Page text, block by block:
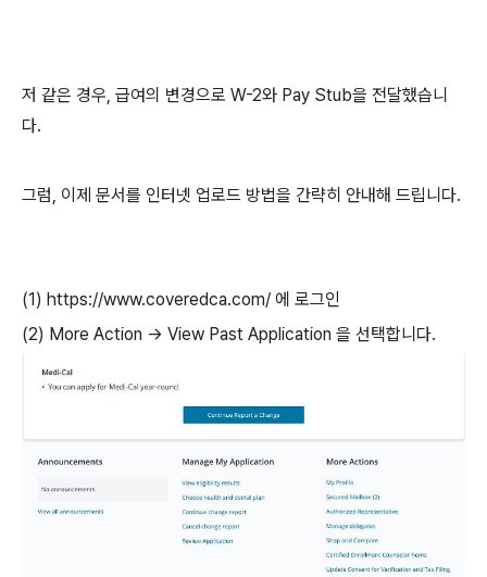
저 같은 경우, 급여의 변경으로 W-2와 Pay Stub을 전달했습니
다.
그럼, 이제 문서를 인터넷 업로드 방법을 간략히 안내해 드립니다.
(1) https://www.coveredca.com/ 에 로그인
(2) More Action -> View Past Application 을 선택합니다.